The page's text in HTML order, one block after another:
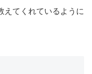
えてくれているように